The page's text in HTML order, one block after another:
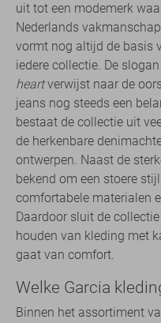
uit tot een modemerk
Nederlands
vormt nog altijd de basis
iedere collectie. De slogan
heartverwijst naar de
jeans nog steeds een
bestaat de collectie uit
de herkenbare
ontwerpen. Naast de
bekend om een stoere
comfortabele materialen
Daardoor sluit de
houden van kleding met
gaat van comfort.
Welke Garcia
Binnen het assortiment